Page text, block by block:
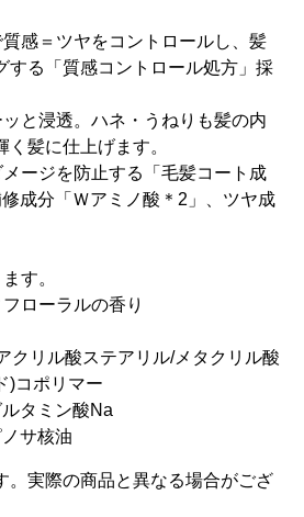
感＝ツヤをコントロールし、髪
する「質感コントロール処方」採
と浸透。ハネ・うねりも髪の内
髪に仕上げます。
ージを防止する「毛髪コート成
成分「Ｗアミノ酸＊2」、ツヤ成
す。
ローラルの香り
クリル酸ステアリル/メタクリル酸
)コポリマー
タミン酸Na
サ核油
実際の商品と異なる場合がござ